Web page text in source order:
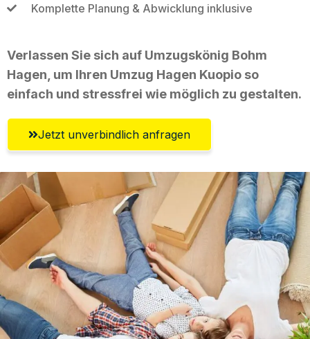
Komplette Planung & Abwicklung inklusive
Verlassen Sie sich auf Umzugskönig Bohm
Hagen, um Ihren Umzug Hagen Kuopio so
einfach und stressfrei wie möglich zu gestalten.
Jetzt unverbindlich anfragen